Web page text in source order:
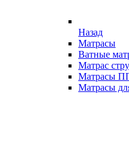
Назад
Матрасы
Ватные
Матрас
Матрасы
Матрасы